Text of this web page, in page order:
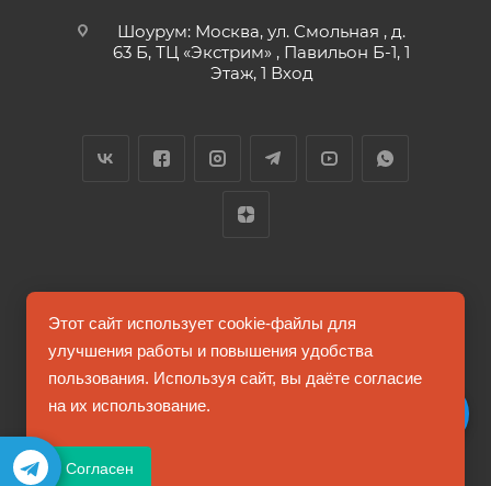
Шоурум: Москва, ул. Смольная , д.
63 Б, ТЦ «Экстрим» , Павильон Б-1, 1
Этаж, 1 Вход
2026 © FUTUMAG.RU
Информация на сайте не является публичной офертой
Этот сайт использует cookie-файлы для
улучшения работы и повышения удобства
пользования. Используя сайт, вы даёте согласие
на их использование.
Согласен